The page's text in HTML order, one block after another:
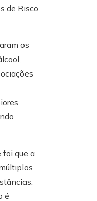
de Risco
os
foi que a
é